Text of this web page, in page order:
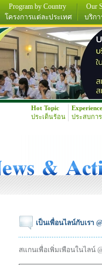
Program by Country
โครงการแต่ละประเทศ
Our
บริกา
Hot Topic
ประเด็นร้อน
Experience
ประสบกา
เป็นเพื่อนไลน์กับเรา
สแกนเพื่อเพิ่มเพือนในไลน์